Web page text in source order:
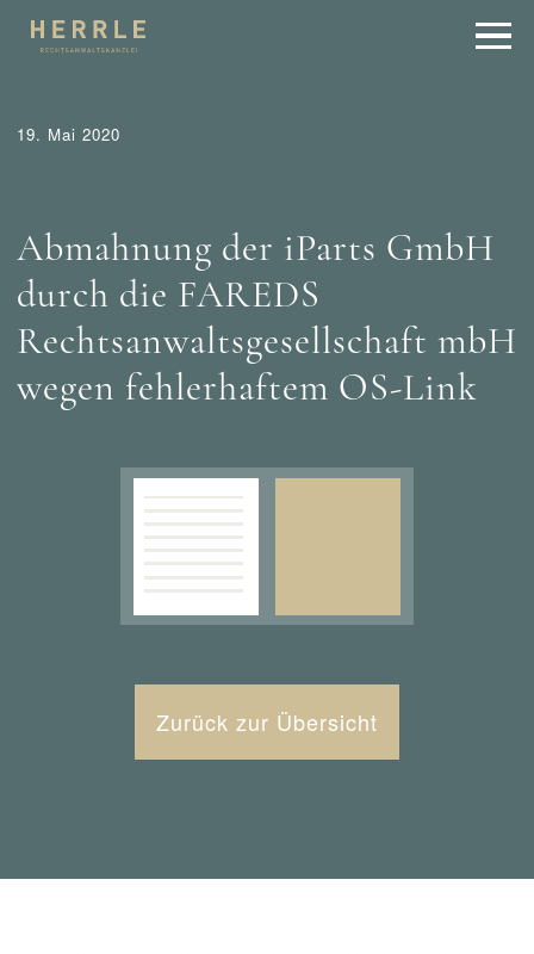
19. Mai 2020
Abmahnung der iParts GmbH
durch die FAREDS
Rechtsanwaltsgesellschaft mbH
wegen fehlerhaftem OS-Link
Zurück zur Übersicht